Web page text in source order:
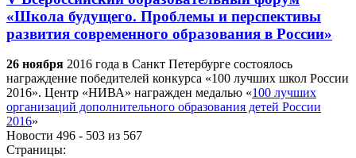
«Школа будущего. Проблемы и перспективы
развития современного образования в России»
26 ноября 2016 года в Санкт Петербурге состоялось
награждение победителей конкурса «100 лучших школ России
2016». Центр «НИВА» награжден медалью «100 лучших
организаций дополнительного образования детей России
2016»
Новости 496 - 503 из 567
Страницы: